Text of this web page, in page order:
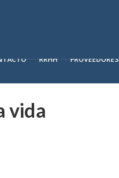
RRHH PROVEEDORES
vida